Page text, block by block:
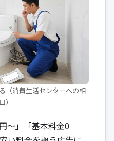
（消費生活センターへの相
）
〜」「基本料金0